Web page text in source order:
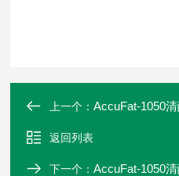
上一个：AccuFat-1050清
返回列表
下一个：AccuFat-1050清